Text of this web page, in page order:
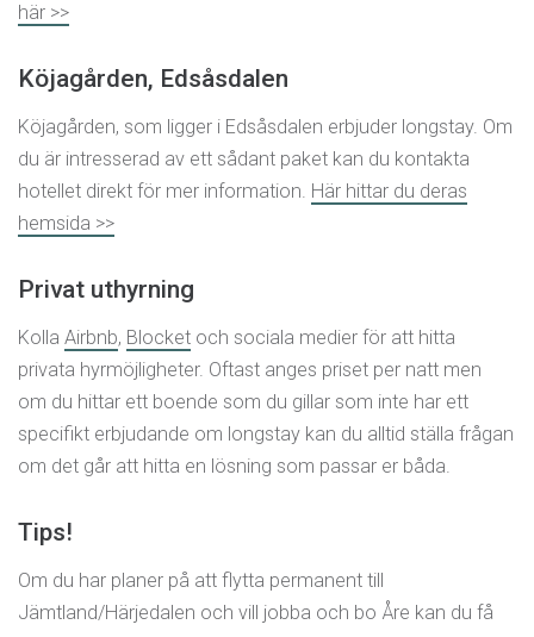
här >>
Köjagården, Edsåsdalen
Köjagården, som ligger i Edsåsdalen erbjuder longstay. Om
du är intresserad av ett sådant paket kan du kontakta
hotellet direkt för mer information. Här hittar du deras
hemsida >>
Privat uthyrning
Kolla Airbnb, Blocket och sociala medier för att hitta
privata hyrmöjligheter. Oftast anges priset per natt men
om du hittar ett boende som du gillar som inte har ett
specifikt erbjudande om longstay kan du alltid ställa frågan
om det går att hitta en lösning som passar er båda.
Tips!
Om du har planer på att flytta permanent till
Jämtland/Härjedalen och vill jobba och bo Åre kan du få